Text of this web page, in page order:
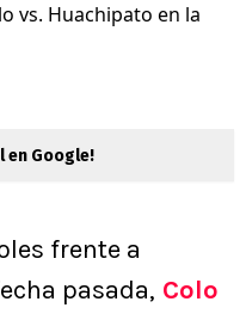
vs. Huachipato en la
en Google!
frente a
pasada, Colo